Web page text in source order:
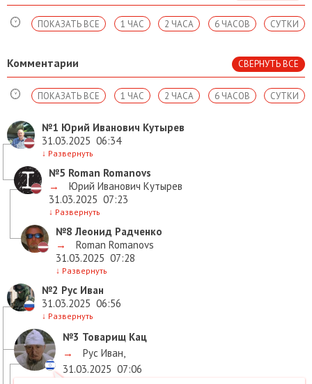
СУТКИ
6 ЧАСОВ
2 ЧАСА
1 ЧАС
ПОКАЗАТЬ ВСЕ
Комментарии СВЕРНУТЬ ВСЕ
СУТКИ
6 ЧАСОВ
2 ЧАСА
1 ЧАС
ПОКАЗАТЬ ВСЕ
№1 Юрий Иванович Кутырев
31.03.2025 06:34
↓ Развернуть
№5 Roman Romanovs
→
Юрий Иванович Кутырев
31.03.2025 07:23
↓ Развернуть
№8 Леонид Радченко
→
Roman Romanovs
31.03.2025 07:28
↓ Развернуть
№2 Рус Иван
31.03.2025 06:56
↓ Развернуть
№3 Товарищ Кац
→
Рус Иван,
31.03.2025 07:06